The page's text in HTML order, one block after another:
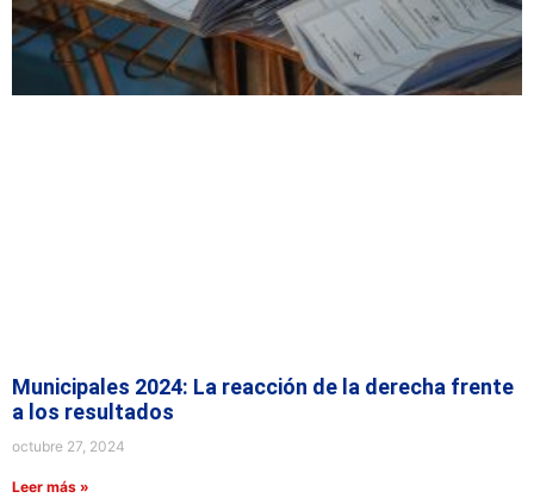
Municipales 2024: La reacción de la derecha frente
a los resultados
octubre 27, 2024
Leer más »